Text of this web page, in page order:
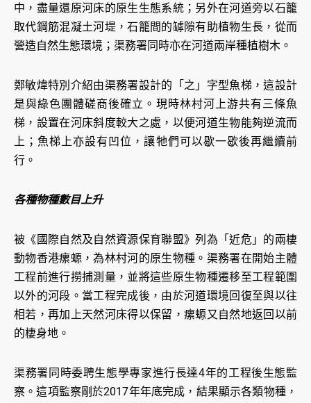
中，盡量還原河床的原生生態系統；另外在河道旁以石籠
取代鋼筋混凝土河堤，石籠間的罅隙有助植物生長，從而
營造自然生態環境；渠務署同時亦在河道兩岸種植樹木。
鄭敏煒特別介紹由渠務署設計的「之」字型魚梯，這設計
是與綠色團體磋商後確立。現時林村河上游共有三條魚
梯，設置在河床斜度較大之處，以便河道生物能夠逆流而
上；魚梯上亦設有凹位，讓牠們可以歇一歇後再繼續前
行。
各種物種數目上升
被《國際自然及自然資源保育聯盟》列為「近危」的兩棲
動物香港瘰螈，為林村河的原生物種。渠務署在開始主體
工程前進行撈捕測量，並將這些原生物種遷移至工程範圍
以外的河段。當工程完成後，由於河道環境回復至與以往
相若，再加上天然河床得以保留，瘰螈又自然地返回以前
的棲身地。
渠務署同時委聘生態學專家進行長達4年的工程後生態監
察。這項監察剛於2017年年底完成，結果顯示各類物種，